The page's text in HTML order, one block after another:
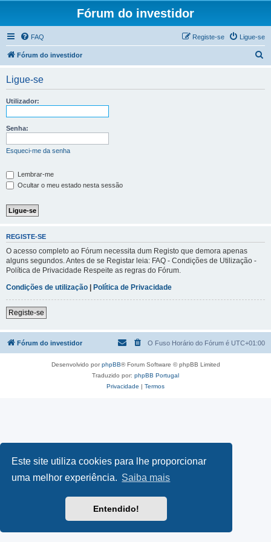
Este site utiliza cookies para lhe proporcionar
uma melhor experiência. Saiba mais
Entendido!
Fórum do investidor
FAQ Ligue-se
Registe-se
Fórum do investidor
Ligue-se
Utilizador:
Senha:
Esqueci-me da senha
Lembrar-me
Ocultar o meu estado nesta sessão
REGISTE-SE
O acesso completo ao Fórum necessita dum Registo que demora apenas
alguns segundos. Antes de se Registar leia: FAQ - Condições de Utilização -
Política de Privacidade Respeite as regras do Fórum.
Condições de utilização | Política de Privacidade
Registe-se
Fórum do investidor O Fuso Horário do Fórum é UTC+01:00
Desenvolvido porphpBB® Forum Software © phpBB Limited
Traduzido por: phpBB Portugal
Privacidade | Termos